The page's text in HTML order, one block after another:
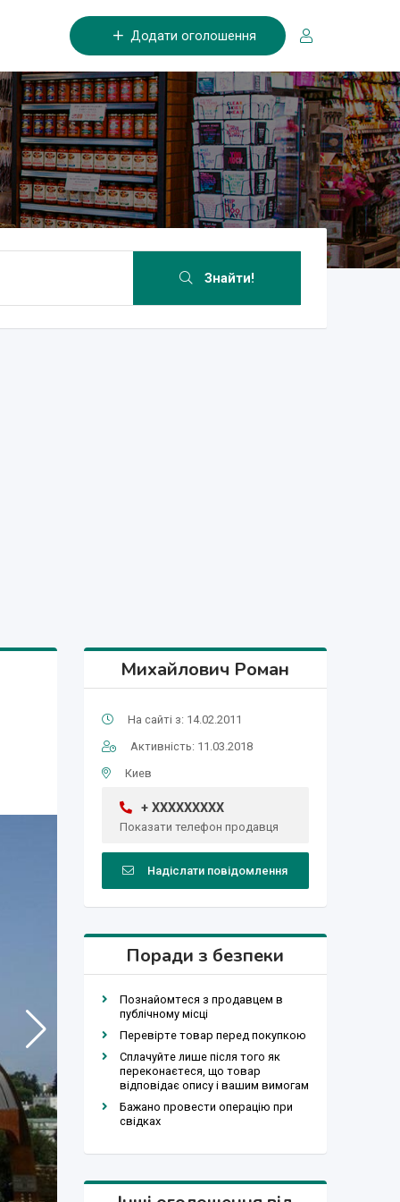
Додати оголошення
Знайти!
Михайлович Роман
На сайті з: 14.02.2011
Активність: 11.03.2018
Киев
+ XXXXXXXXX
Показати телефон продавця
Надіслати повідомлення
Поради з безпеки
Познайомтеся з продавцем в
публічному місці
Перевірте товар перед покупкою
Сплачуйте лише після того як
переконаєтеся, що товар
відповідає опису і вашим вимогам
Бажано провести операцію при
свідках